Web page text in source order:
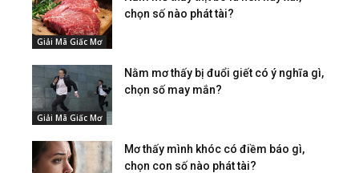
Giải Mã Giấc Mơ
chọn số nào phát tài?
Giải Mã Giấc Mơ
Nằm mơ thấy bị đuổi giết có ý nghĩa gì,
chọn số may mắn?
Mơ thấy mình khóc có điềm báo gì,
chọn con số nào phát tài?